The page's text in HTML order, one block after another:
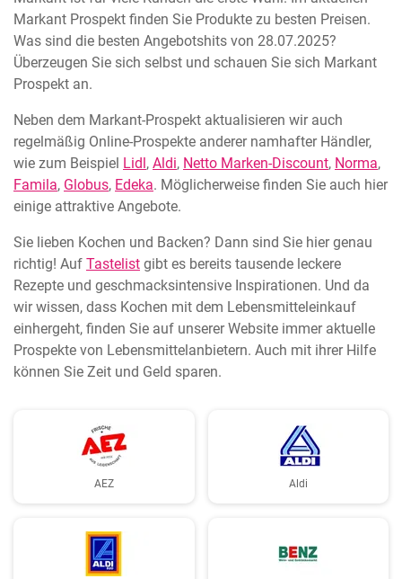
Markant Prospekt finden Sie Produkte zu besten Preisen.
Was sind die besten Angebotshits von 28.07.2025?
Überzeugen Sie sich selbst und schauen Sie sich Markant
Prospekt an.
Neben dem Markant-Prospekt aktualisieren wir auch
regelmäßig Online-Prospekte anderer namhafter Händler,
wie zum Beispiel Lidl, Aldi, Netto Marken-Discount, Norma,
Famila, Globus, Edeka. Möglicherweise finden Sie auch hier
einige attraktive Angebote.
Sie lieben Kochen und Backen? Dann sind Sie hier genau
richtig! Auf Tastelist gibt es bereits tausende leckere
Rezepte und geschmacksintensive Inspirationen. Und da
wir wissen, dass Kochen mit dem Lebensmitteleinkauf
einhergeht, finden Sie auf unserer Website immer aktuelle
Prospekte von Lebensmittelanbietern. Auch mit ihrer Hilfe
können Sie Zeit und Geld sparen.
AEZ Aldi